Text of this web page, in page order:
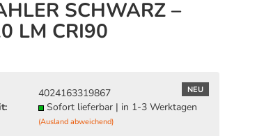
SCHWARZ –
LM CRI90
NEU
4024163319867
Sofort lieferbar | in 1-3 Werktagen
(Ausland abweichend)